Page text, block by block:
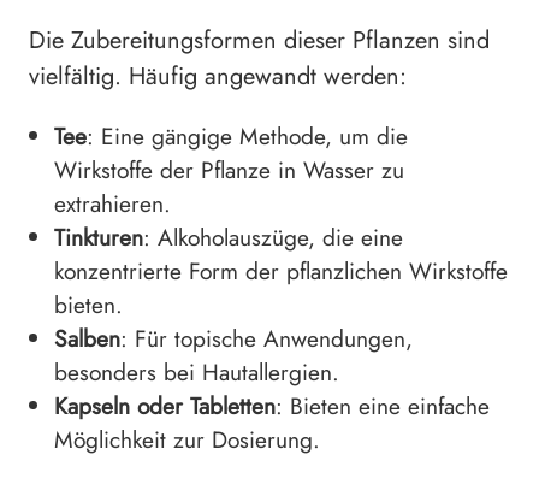
Die Zubereitungsformen dieser Pflanzen sind
vielfältig. Häufig angewandt werden:
Tee: Eine gängige Methode, um die
Wirkstoffe der Pflanze in Wasser zu
extrahieren.
Tinkturen: Alkoholauszüge, die eine
konzentrierte Form der pflanzlichen Wirkstoffe
bieten.
Salben: Für topische Anwendungen,
besonders bei Hautallergien.
Kapseln oder Tabletten: Bieten eine einfache
Möglichkeit zur Dosierung.